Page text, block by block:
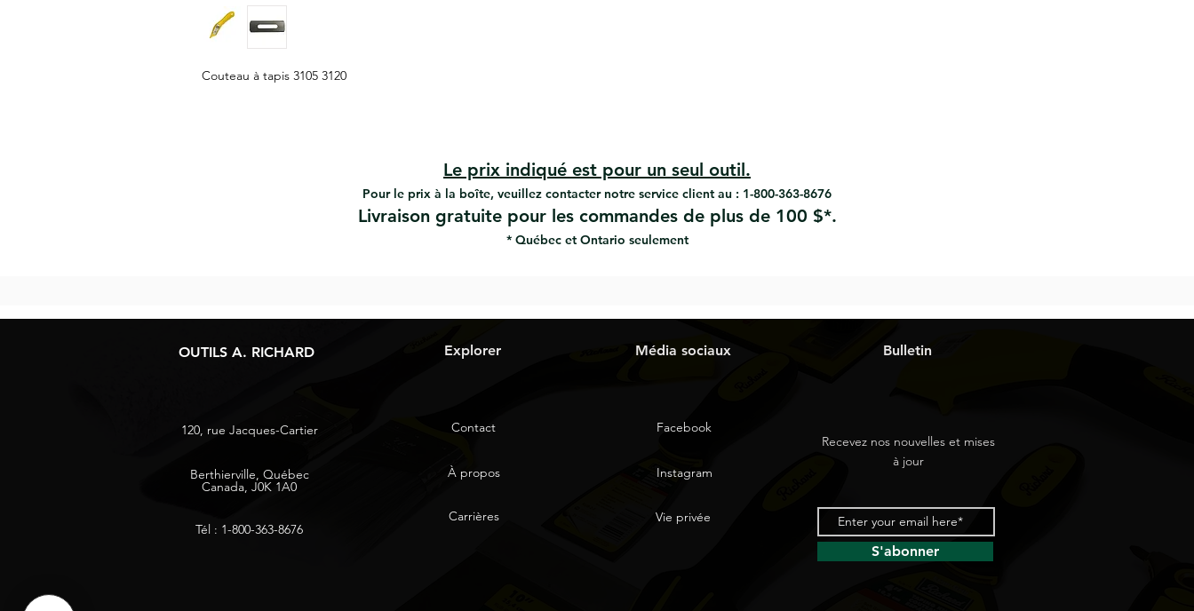
Couteau à tapis 3105 3120
Le prix indiqué est pour un seul outil.
Pour le prix à la boîte, veuillez contacter notre service client au : 1-800-363-8676
Livraison gratuite pour les commandes de plus de 100 $*.
* Québec et Ontario seulement
OUTILS A. RICHARD
120, rue Jacques-Cartier
Berthierville, Québec
Canada, J0K 1A0
Tél : 1-800-363-8676
Explorer
Contact
À propos
Carrières
Média sociaux
Facebook
Instagram
Vie privée
Bulletin
Recevez nos nouvelles et mises
à jour
S'abonner